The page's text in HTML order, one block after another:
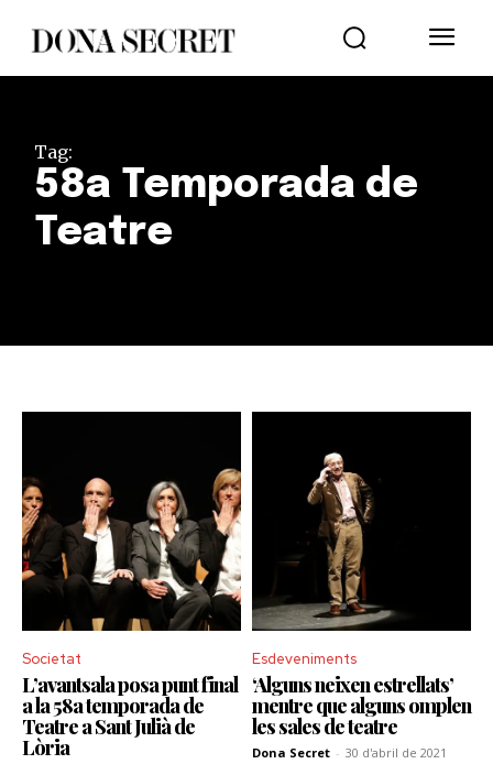
Tag:
58a Temporada de
Teatre
Societat
L’avantsala posa punt final
a la 58a temporada de
Teatre a Sant Julià de
Lòria
Esdeveniments
‘Alguns neixen estrellats’
mentre que alguns omplen
les sales de teatre
Dona Secret - 30 d'abril de 2021